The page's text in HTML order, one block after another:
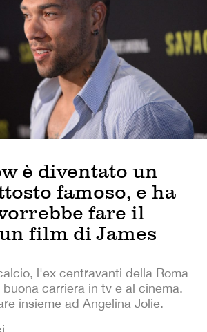
è diventato un
famoso, e ha
fare il
film di James
l'ex centravanti della Roma
carriera in tv e al cinema.
insieme ad Angelina Jolie.